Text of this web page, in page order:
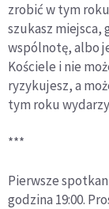
zrobić w tym
szukasz miejsca,
wspólnotę, albo
Kościele i nie
ryzykujesz, a
tym roku
***
Pierwsze
godzina 19:00.